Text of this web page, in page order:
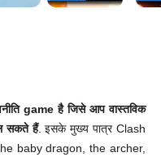
game है जिसे आप वास्तविक
सकते हैं. इसके मुख्य पात्र Clash
baby dragon, the archer,